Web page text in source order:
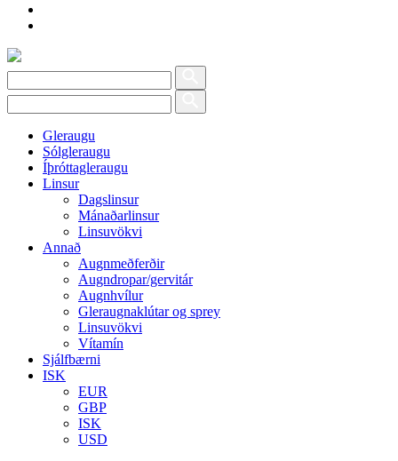
Gleraugu
Sólgleraugu
Íþróttagleraugu
Linsur
Dagslinsur
Mánaðarlinsur
Linsuvökvi
Annað
Augnmeðferðir
Augndropar/gervitár
Augnhvílur
Gleraugnaklútar og sprey
Linsuvökvi
Vítamín
Sjálfbærni
ISK
EUR
GBP
ISK
USD